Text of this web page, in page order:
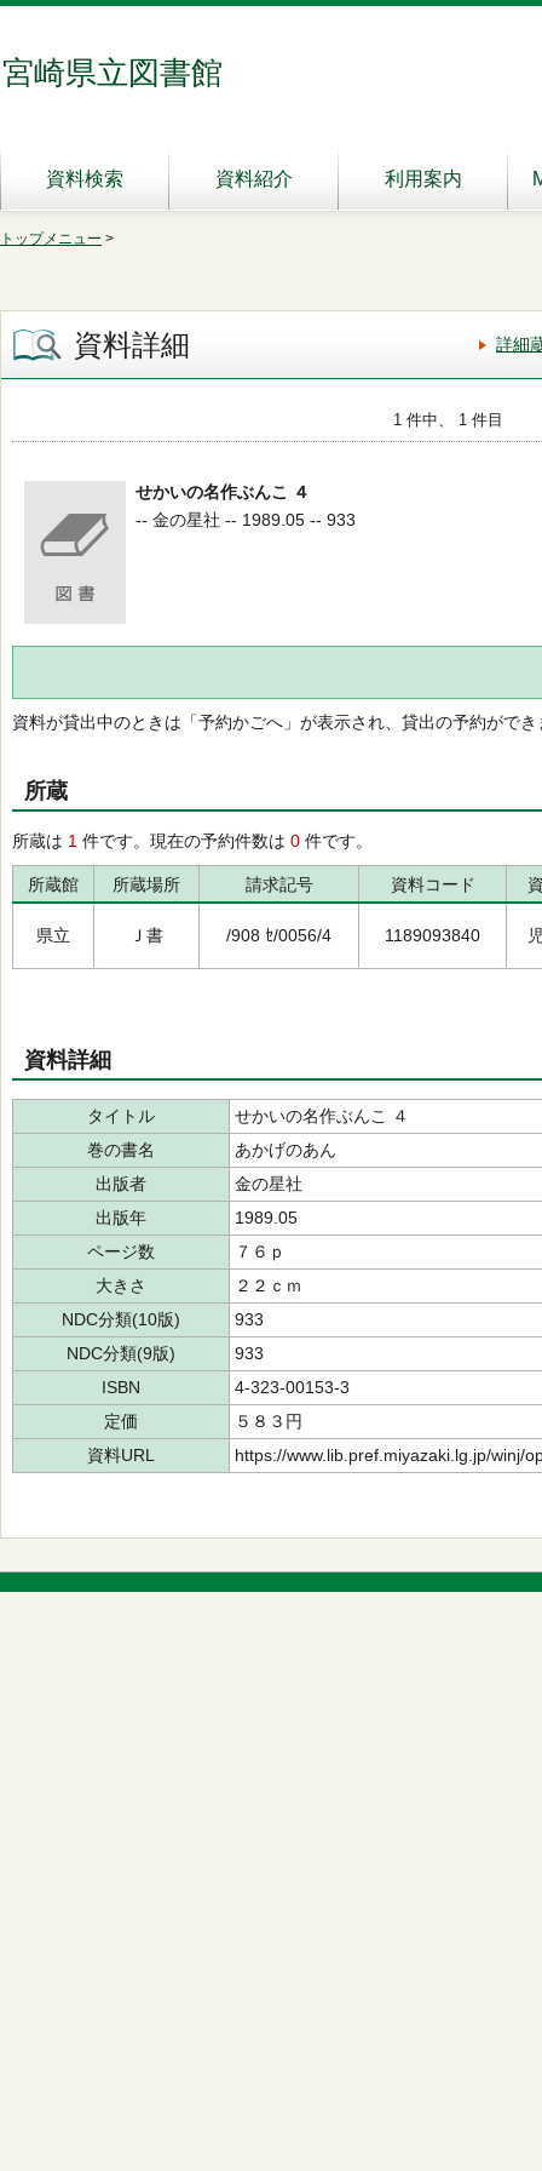
宮崎県立図書館
資料検索 資料紹介 利用案内
トップメニュー >
資料詳細 詳細
1 件中、 1 件目
せかいの名作ぶんこ ４
-- 金の星社 -- 1989.05 -- 933
資料が貸出中のときは「予約かごへ」が表示され、貸出の予約ができ
所蔵
所蔵は 1 件です。現在の予約件数は 0 件です。
所蔵館 所蔵場所 請求記号 資料コード
県立 Ｊ書 /908 ｾ/0056/4 1189093840
資料詳細
タイトル
せかいの名作ぶんこ ４
巻の書名
あかげのあん
出版者
金の星社
出版年
1989.05
ページ数
７６ｐ
大きさ
２２ｃｍ
NDC分類(10版)
933
NDC分類(9版)
933
ISBN
4-323-00153-3
定価
５８３円
資料URL
https://www.lib.pref.miyazaki.lg.jp/winj/